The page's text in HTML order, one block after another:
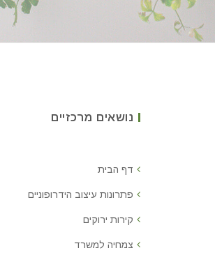
נושאים מרכזיים
דף הבית
פתרונות עיצוב הידרופוניים
קירות ירוקים
צמחיה למשרד